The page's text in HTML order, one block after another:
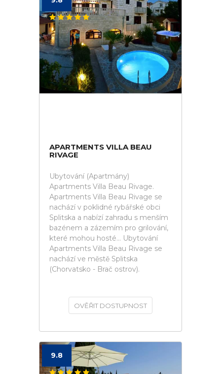
APARTMENTS VILLA BEAU
RIVAGE
Ubytování (Apartmány)
Apartments Villa Beau Rivage.
Apartments Villa Beau Rivage se
nachází v poklidné rybářské obci
Splitska a nabízí zahradu s menším
bazénem a zázemím pro grilování,
které mohou hosté... Ubytování
Apartments Villa Beau Rivage se
nachází ve městě Splitska
(Chorvatsko - Brač ostrov).
OVĚŘIT DOSTUPNOST
9.8